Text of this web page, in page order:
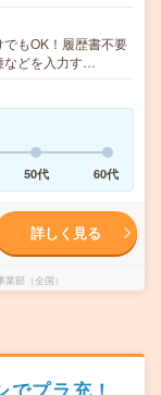
もOK！履歴書不要
などを入力す…
50代 60代
詳しく見る
部（全国）
でプラ充！